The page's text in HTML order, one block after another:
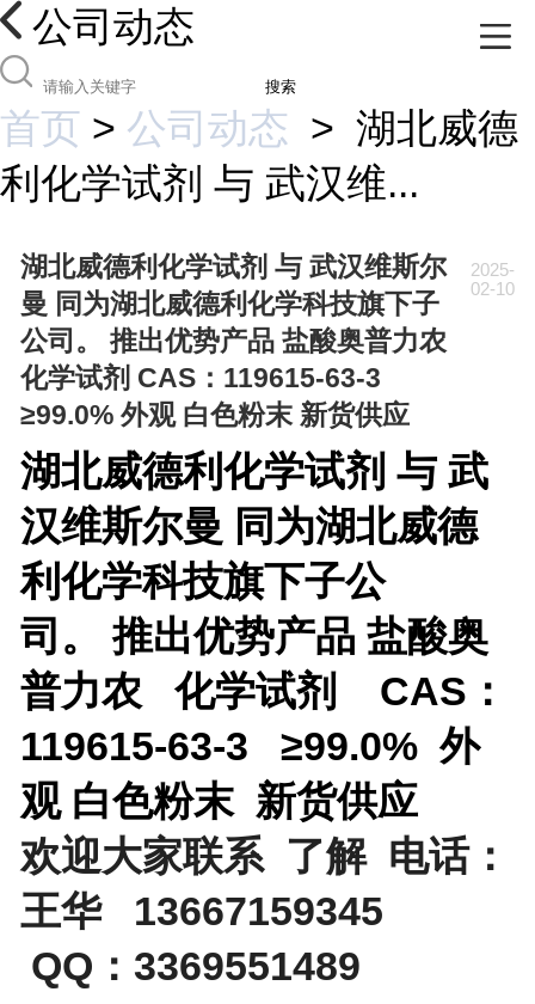
公司动态
搜索
首页 > 公司动态 > 湖北威德
利化学试剂 与 武汉维...
湖北威德利化学试剂 与 武汉维斯尔
曼 同为湖北威德利化学科技旗下子
公司。 推出优势产品 盐酸奥普力农
化学试剂 CAS：119615-63-3
≥99.0% 外观 白色粉末 新货供应
2025-
02-10
湖北威德利化学试剂 与 武
汉维斯尔曼 同为湖北威德
利化学科技旗下子公
司。推出优势产品 盐酸奥
普力农 化学试剂 CAS：
119615-63-3 ≥99.0% 外
观 白色粉末 新货供应
欢迎大家联系 了解 电话：
王华 13667159345
QQ：3369551489